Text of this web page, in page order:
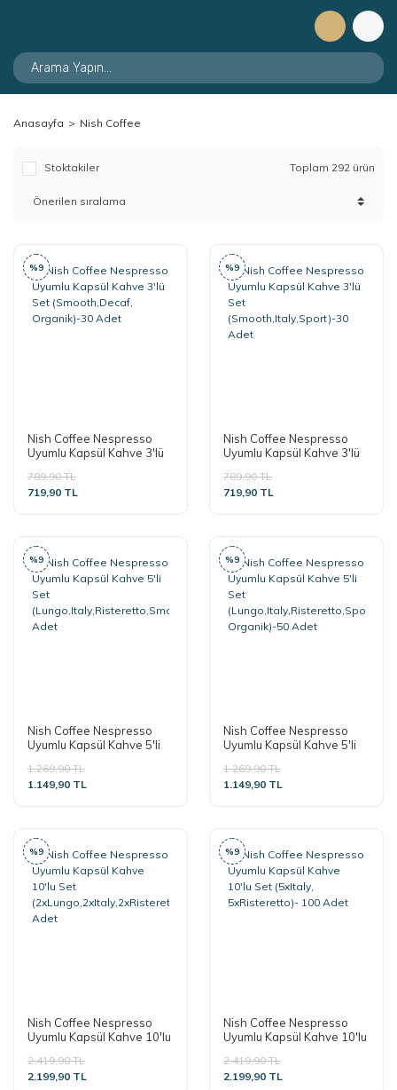
Anasayfa Nish Coffee
Stoktakiler Toplam 292 ürün
%9
Nish Coffee Nespresso
Uyumlu Kapsül Kahve 3'lü
Organik)-30 Adet
789,90 TL
719,90 TL
%9
Nish Coffee Nespresso
Uyumlu Kapsül Kahve 3'lü
(Smooth,Italy,Sport)-30
Adet
789,90 TL
719,90 TL
%9
Nish Coffee Nespresso
Uyumlu Kapsül Kahve 5'li
(Lungo,Italy,Risteretto,Smooth,Decaf)-50
Adet
1.269,90 TL
1.149,90 TL
%9
Nish Coffee Nespresso
Uyumlu Kapsül Kahve 5'li
(Lungo,Italy,Risteretto,Sport,
Organik)-50 Adet
1.269,90 TL
1.149,90 TL
%9
Nish Coffee Nespresso
Uyumlu Kapsül Kahve 10'lu
(2xLungo,2xItaly,2xRisteretto,2xSmooth,2xDecaf)-100
Adet
2.419,90 TL
2.199,90 TL
%9
Nish Coffee Nespresso
Uyumlu Kapsül Kahve 10'lu
100 Adet
2.419,90 TL
2.199,90 TL